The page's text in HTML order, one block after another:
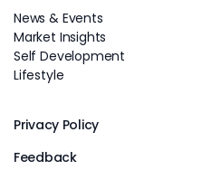
News & Events
Market Insights
Self Development
Lifestyle
Privacy Policy
Feedback